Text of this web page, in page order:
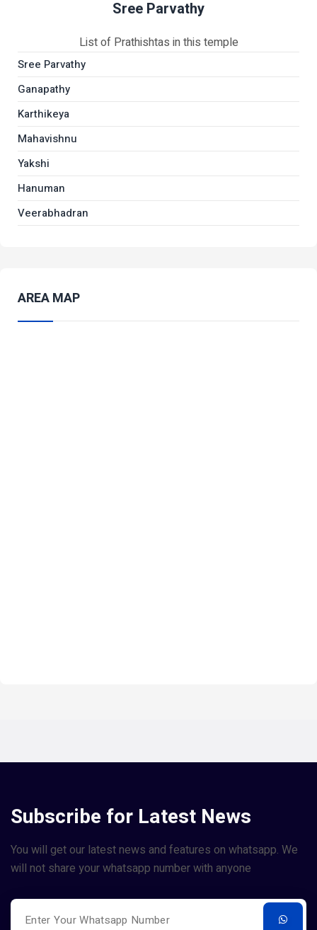
Sree Parvathy
List of Prathishtas in this temple
Sree Parvathy
Ganapathy
Karthikeya
Mahavishnu
Yakshi
Hanuman
Veerabhadran
AREA MAP
Subscribe for Latest News
You will get our latest news and features on whatsapp. We
will not share your whatsapp number with anyone